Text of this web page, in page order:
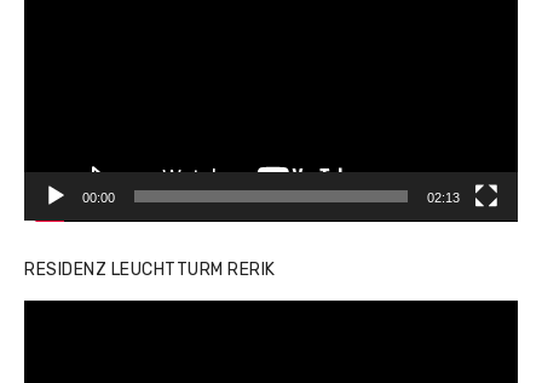
00:00 02:13
RESIDENZ LEUCHTTURM RERIK